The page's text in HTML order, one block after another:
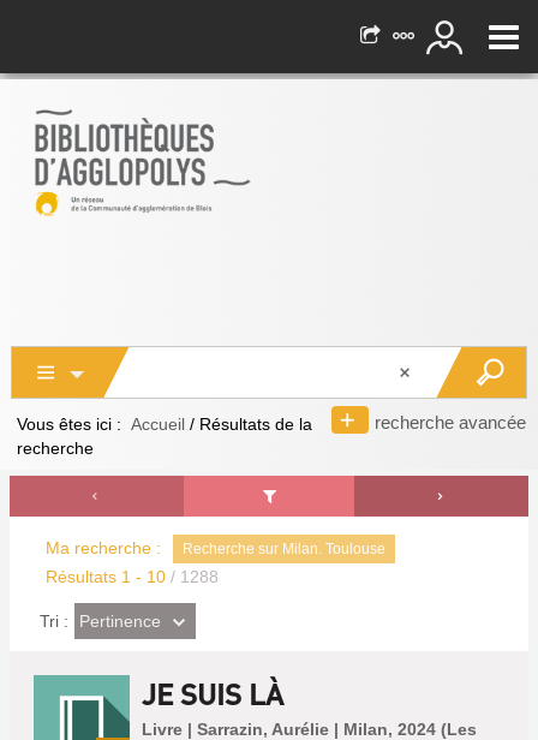
recherche avancée
Vous êtes ici : Accueil / Résultats de la
recherche
Ma recherche : Recherche sur Milan. Toulouse
Résultats 1 - 10 / 1288
Tri : (Effet
imédiat)
Pertinence
JE SUIS LÀ
Livre | Sarrazin, Aurélie | Milan, 2024 (Les